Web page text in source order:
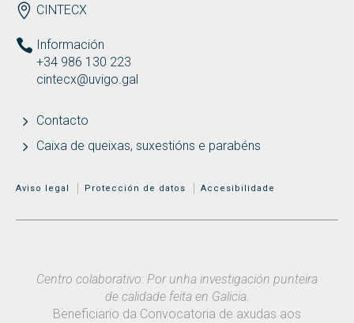
ENDEREZO
CINTECX
Información
+34 986 130 223
cintecx@uvigo.gal
Contacto
Caixa de queixas, suxestións e parabéns
MENÚ ADICIONAL
Aviso legal Protección de datos Accesibilidade
Centro colaborativo: Por unha investigación punteira
de calidade feita en Galicia.
Beneficiario da Convocatoria de axudas aos